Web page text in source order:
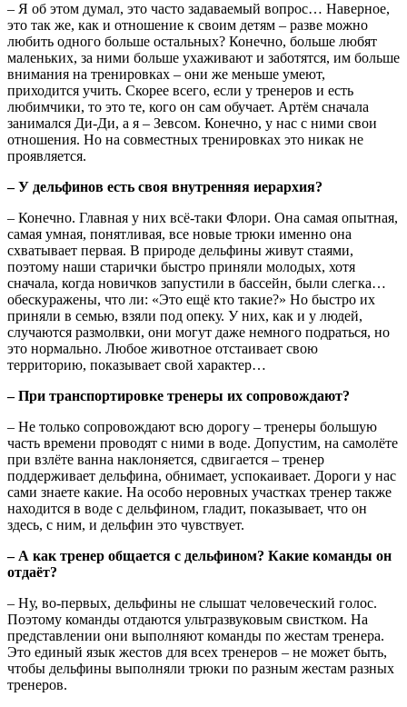
– Я об этом думал, это часто задаваемый вопрос… Наверное,
это так же, как и отношение к своим детям – разве можно
любить одного больше остальных? Конечно, больше любят
маленьких, за ними больше ухаживают и заботятся, им больше
внимания на тренировках – они же меньше умеют,
приходится учить. Скорее всего, если у тренеров и есть
любимчики, то это те, кого он сам обучает. Артём сначала
занимался Ди-Ди, а я – Зевсом. Конечно, у нас с ними свои
отношения. Но на совместных тренировках это никак не
проявляется.
– У дельфинов есть своя внутренняя иерархия?
– Конечно. Главная у них всё-таки Флори. Она самая опытная,
самая умная, понятливая, все новые трюки именно она
схватывает первая. В природе дельфины живут стаями,
поэтому наши старички быстро приняли молодых, хотя
сначала, когда новичков запустили в бассейн, были слегка…
обескуражены, что ли: «Это ещё кто такие?» Но быстро их
приняли в семью, взяли под опеку. У них, как и у людей,
случаются размолвки, они могут даже немного подраться, но
это нормально. Любое животное отстаивает свою
территорию, показывает свой характер…
– При транспортировке тренеры их сопровождают?
– Не только сопровождают всю дорогу – тренеры большую
часть времени проводят с ними в воде. Допустим, на самолёте
при взлёте ванна наклоняется, сдвигается – тренер
поддерживает дельфина, обнимает, успокаивает. Дороги у нас
сами знаете какие. На особо неровных участках тренер также
находится в воде с дельфином, гладит, показывает, что он
здесь, с ним, и дельфин это чувствует.
– А как тренер общается с дельфином? Какие команды он
отдаёт?
– Ну, во-первых, дельфины не слышат человеческий голос.
Поэтому команды отдаются ультразвуковым свистком. На
представлении они выполняют команды по жестам тренера.
Это единый язык жестов для всех тренеров – не может быть,
чтобы дельфины выполняли трюки по разным жестам разных
тренеров.